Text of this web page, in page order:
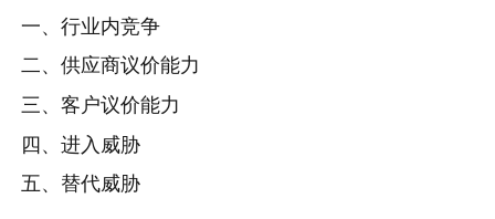
一、行业内竞争
二、供应商议价能力
三、客户议价能力
四、进入威胁
五、替代威胁